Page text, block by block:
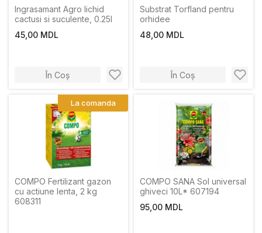
Ingrasamant Agro lichid
cactusi si suculente, 0.25l
45,00 MDL
În Coș
Substrat Torfland pentru
orhidee
48,00 MDL
În Coș
COMPO Fertilizant gazon
cu actiune lenta, 2 kg
608311
La comanda
COMPO SANA Sol universal
ghiveci 10L* 607194
95,00 MDL